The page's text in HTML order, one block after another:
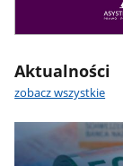
Aktualności
zobacz wszystkie